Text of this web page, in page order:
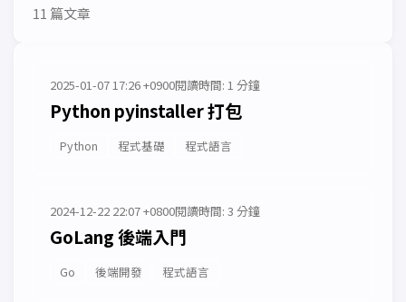
11 篇文章
2025-01-07 17:26 +0900閱讀時間: 1 分鐘
Python pyinstaller 打包
Python 程式基礎 程式語言
2024-12-22 22:07 +0800閱讀時間: 3 分鐘
GoLang 後端入門
Go 後端開發 程式語言